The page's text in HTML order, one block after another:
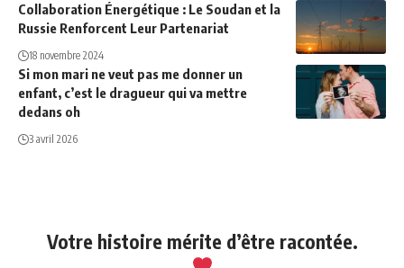
Collaboration Énergétique : Le Soudan et la
Russie Renforcent Leur Partenariat
18 novembre 2024
Si mon mari ne veut pas me donner un
enfant, c’est le dragueur qui va mettre
dedans oh
3 avril 2026
Votre histoire mérite d’être racontée.